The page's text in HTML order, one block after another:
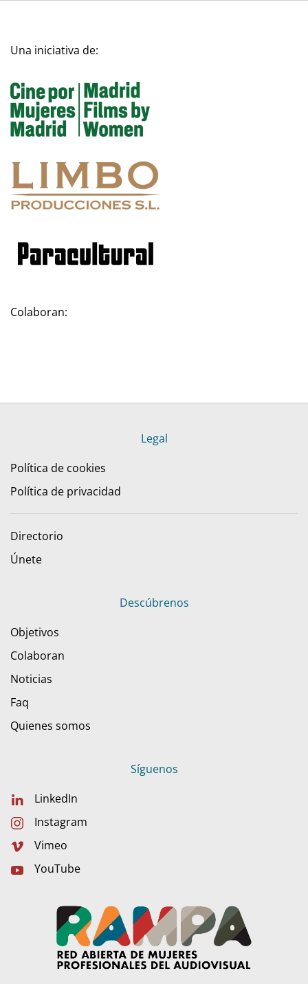
Una iniciativa de:
Colaboran:
Legal
Política de cookies
Política de privacidad
Directorio
Únete
Descúbrenos
Objetivos
Colaboran
Noticias
Faq
Quienes somos
Síguenos
LinkedIn
Instagram
Vimeo
YouTube